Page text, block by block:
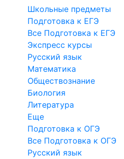
Школьные предметы
Подготовка к ЕГЭ
Все Подготовка к ЕГЭ
Экспресс курсы
Русский язык
Математика
Обществознание
Биология
Литература
Еще
Подготовка к ОГЭ
Все Подготовка к ОГЭ
Русский язык